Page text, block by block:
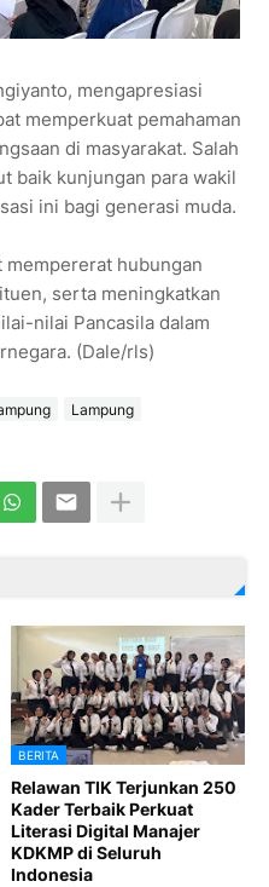
mengapresiasi
memperkuat pemahaman
di masyarakat. Salah
baik kunjungan para wakil
ini bagi generasi muda.
mempererat hubungan
serta meningkatkan
nilai Pancasila dalam
(Dale/rls)
Lampung
BERITA
Relawan TIK Terjunkan 250
Kader Terbaik Perkuat
Literasi Digital Manajer
KDKMP di Seluruh
Indonesia